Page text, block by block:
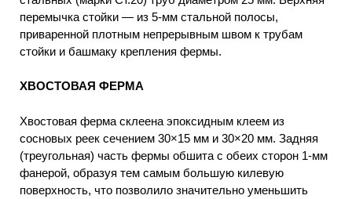
перемычка стойки — из 5-мм стальной полосы,
приваренной плотным непрерывным швом к трубам
стойки и башмаку крепления фермы.
ХВОСТОВАЯ ФЕРМА
Хвостовая ферма склеена эпоксидным клеем из
сосновых реек сечением 30×15 мм и 30×20 мм. Задняя
(треугольная) часть фермы обшита с обеих сторон 1-мм
фанерой, образуя тем самым большую килевую
поверхность, что позволило значительно уменьшить